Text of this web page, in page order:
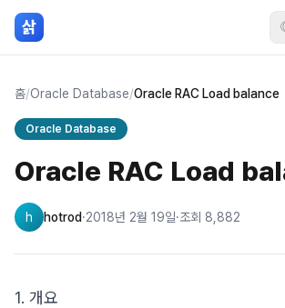
본문 바로가기
삵
홈/Oracle Database/Oracle RAC Load balance
Oracle Database
Oracle RAC Load
h hotrod·2018년 2월 19일·조회 8,882
1. 개요